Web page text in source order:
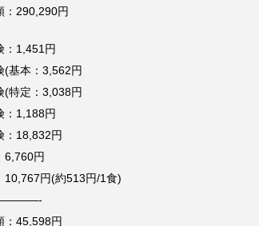
290,290円
1,451円
基本：3,562円
特定：3,038円
1,188円
18,832円
円
円(約513円/1食)
45,598円